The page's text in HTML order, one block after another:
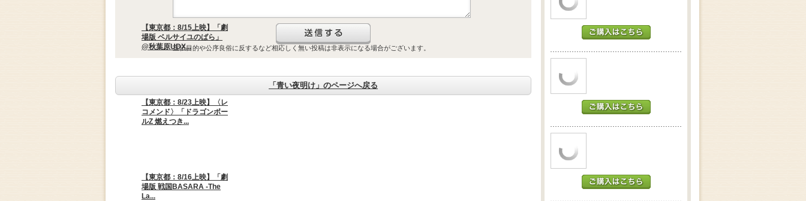
宣伝目的や公序良俗に反するなど相応しく無い投稿は非表示になる場合がございます。
「青い夜明け」のページへ戻る
【東京都：8/15上映】「劇
場版 ベルサイユのばら」
@秋葉原UDX...
ご購入はこちら
【東京都：8/23上映】〈レ
コメンド〉「ドラゴンボー
ルZ 燃えつき...
【東京都：8/16上映】「劇
場版 戦国BASARA -The
La...